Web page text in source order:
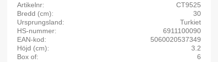
Artikelnr
CT9525
Bredd (cm)
30
Ursprungsland
Turkiet
HS-nummer
6911100090
EAN-kod
5060020537349
Höjd (cm)
3.2
Box of
6